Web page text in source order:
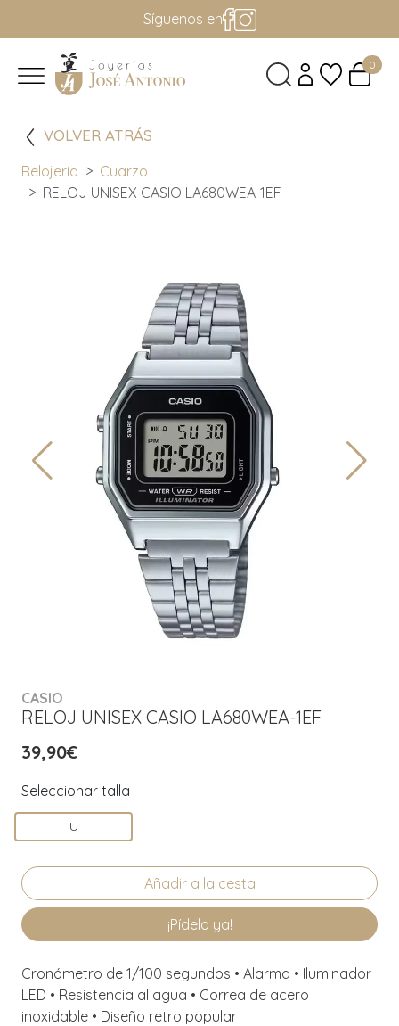
Síguenos en
0
VOLVER ATRÁS
Relojería
Cuarzo
RELOJ UNISEX CASIO LA680WEA-1EF
CASIO
RELOJ UNISEX CASIO LA680WEA-1EF
39,90€
Seleccionar talla
U
¡Pídelo ya!
Cronómetro de 1/100 segundos • Alarma • Iluminador
LED • Resistencia al agua • Correa de acero
inoxidable • Diseño retro popular